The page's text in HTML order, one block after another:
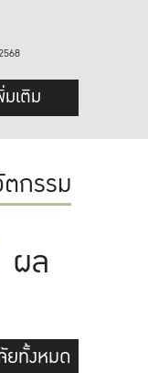
มเติม
กรรม
ผล
ยทั้งหมด